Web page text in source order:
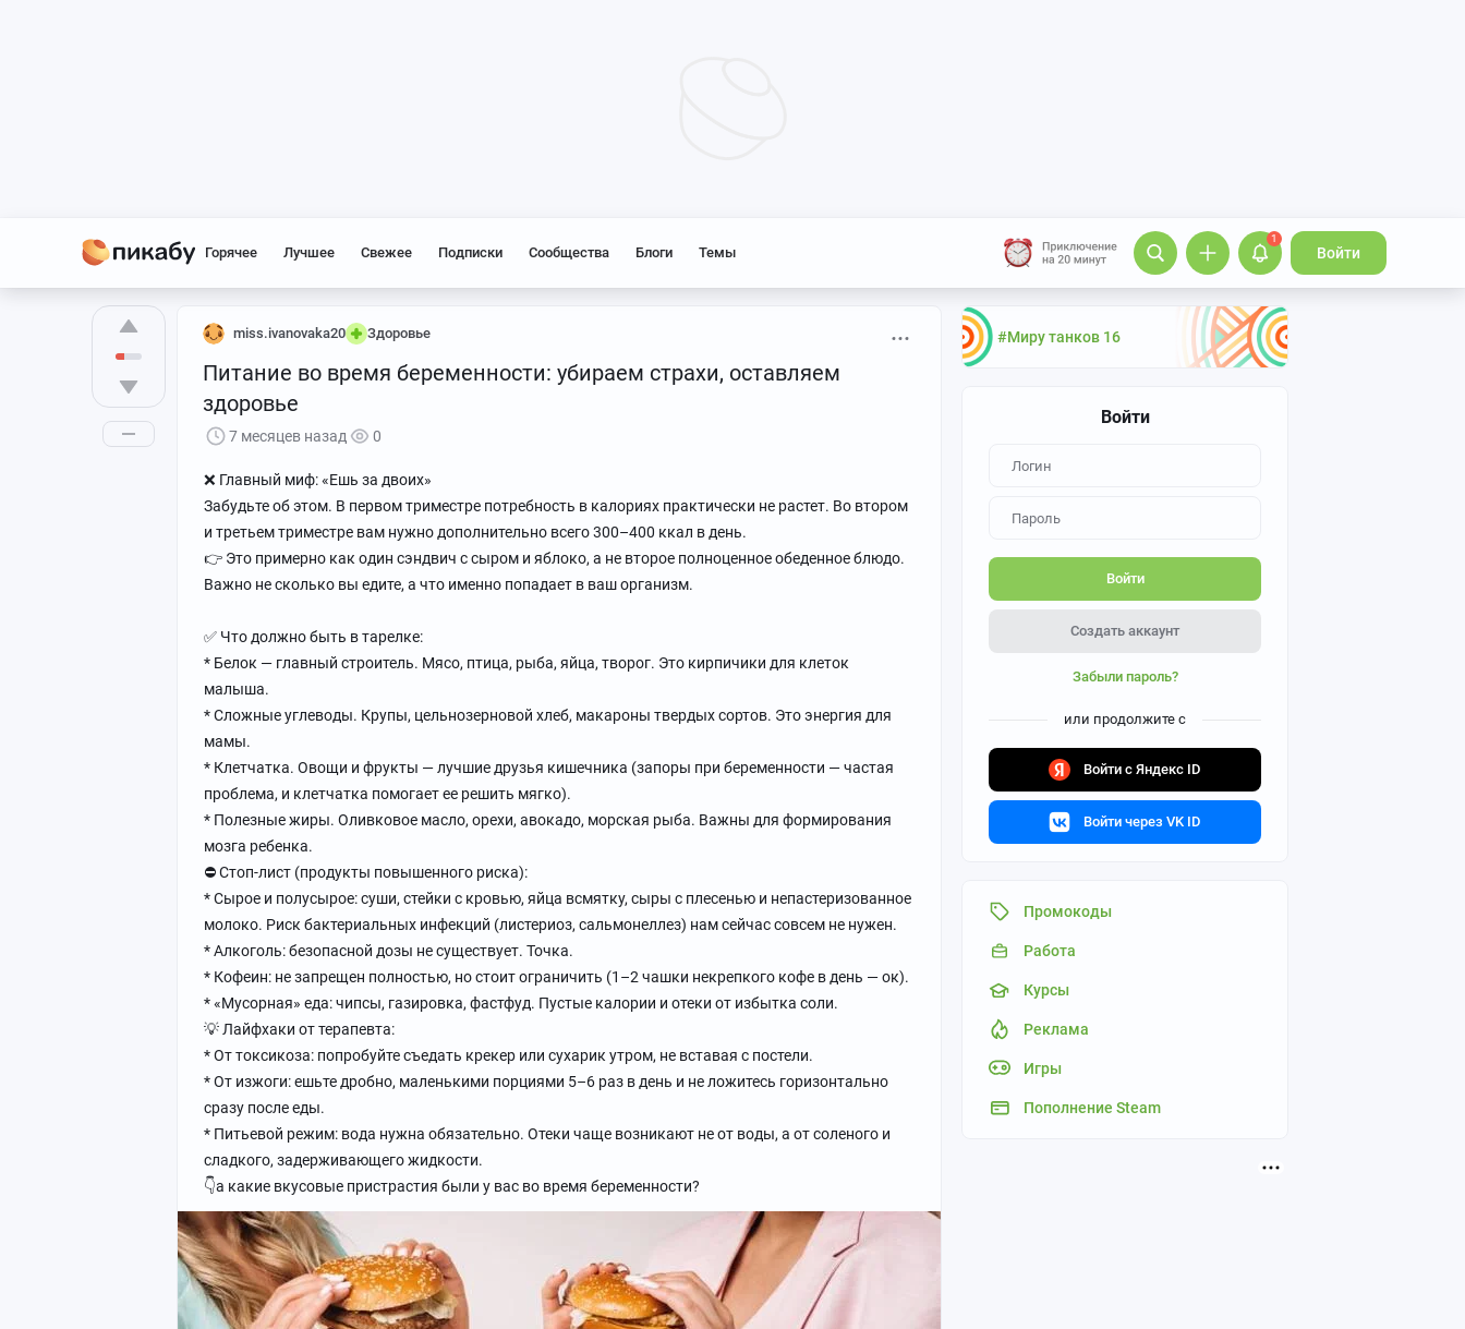
Горячее Лучшее Свежее Подписки Сообщества Блоги Темы
1
Войти
#Миру танков 16
Войти
Войти
Создать аккаунт
Забыли пароль?
или продолжите с
Войти с Яндекс ID
Войти через VK ID
Промокоды
Работа
Курсы
Реклама
Игры
Пополнение Steam
miss.ivanovaka20 Здоровье
Питание во время беременности: убираем страхи, оставляем
здоровье
7 месяцев назад 0
❌ Главный миф: «Ешь за двоих»
Забудьте об этом. В первом триместре потребность в калориях практически не растет. Во втором
и третьем триместре вам нужно дополнительно всего 300–400 ккал в день.
👉 Это примерно как один сэндвич с сыром и яблоко, а не второе полноценное обеденное блюдо.
Важно не сколько вы едите, а что именно попадает в ваш организм.
✅ Что должно быть в тарелке:
* Белок — главный строитель. Мясо, птица, рыба, яйца, творог. Это кирпичики для клеток
малыша.
* Сложные углеводы. Крупы, цельнозерновой хлеб, макароны твердых сортов. Это энергия для
мамы.
* Клетчатка. Овощи и фрукты — лучшие друзья кишечника (запоры при беременности — частая
проблема, и клетчатка помогает ее решить мягко).
* Полезные жиры. Оливковое масло, орехи, авокадо, морская рыба. Важны для формирования
мозга ребенка.
⛔️ Стоп-лист (продукты повышенного риска):
* Сырое и полусырое: суши, стейки с кровью, яйца всмятку, сыры с плесенью и непастеризованное
молоко. Риск бактериальных инфекций (листериоз, сальмонеллез) нам сейчас совсем не нужен.
* Алкоголь: безопасной дозы не существует. Точка.
* Кофеин: не запрещен полностью, но стоит ограничить (1–2 чашки некрепкого кофе в день — ок).
* «Мусорная» еда: чипсы, газировка, фастфуд. Пустые калории и отеки от избытка соли.
💡 Лайфхаки от терапевта:
* От токсикоза: попробуйте съедать крекер или сухарик утром, не вставая с постели.
* От изжоги: ешьте дробно, маленькими порциями 5–6 раз в день и не ложитесь горизонтально
сразу после еды.
* Питьевой режим: вода нужна обязательно. Отеки чаще возникают не от воды, а от соленого и
сладкого, задерживающего жидкости.
👇а какие вкусовые пристрастия были у вас во время беременности?